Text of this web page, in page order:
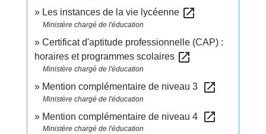
Les instances de la vie lycéenne open_in_new
Ministère chargé de l'éducation
Certificat d'aptitude professionnelle (CAP) :
horaires et programmes scolaires open_in_new
Ministère chargé de l'éducation
Mention complémentaire de niveau 3 open_in_new
Ministère chargé de l'éducation
Mention complémentaire de niveau 4 open_in_new
Ministère chargé de l'éducation